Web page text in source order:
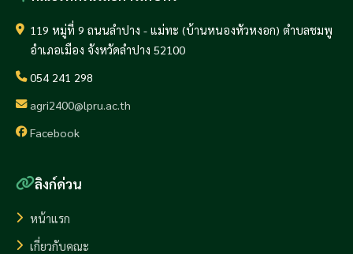
119 หมู่ที่ 9 ถนนลำปาง - แม่ทะ (บ้านหนองหัวหงอก) ตำบลชมพู
อำเภอเมือง จังหวัดลำปาง 52100
054 241 298
agri2400@lpru.ac.th
Facebook
ลิงก์ด่วน
หน้าแรก
เกี่ยวกับคณะ